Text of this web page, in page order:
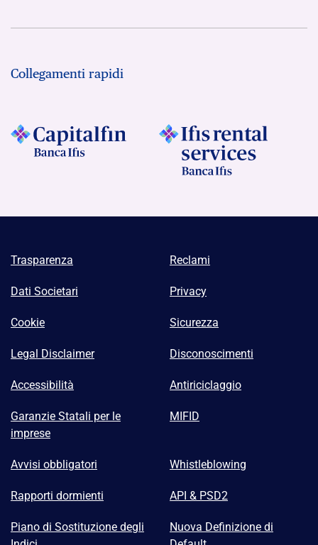
Collegamenti rapidi
Trasparenza Reclami
Dati Societari Privacy
Cookie Sicurezza
Legal Disclaimer Disconoscimenti
Accessibilità Antiriciclaggio
Garanzie Statali per le
imprese
MIFID
Avvisi obbligatori Whistleblowing
Rapporti dormienti API & PSD2
Piano di Sostituzione degli
Nuova Definizione di